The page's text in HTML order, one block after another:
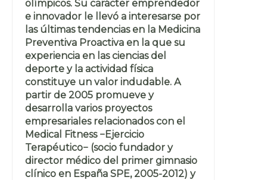
olímpicos. Su carácter emprendedor
e innovador le llevó a interesarse por
las últimas tendencias en la Medicina
Preventiva Proactiva en la que su
experiencia en las ciencias del
deporte y la actividad física
constituye un valor indudable. A
partir de 2005 promueve y
desarrolla varios proyectos
empresariales relacionados con el
Medical Fitness −Ejercicio
Terapéutico− (socio fundador y
director médico del primer gimnasio
clínico en España SPE, 2005-2012) y